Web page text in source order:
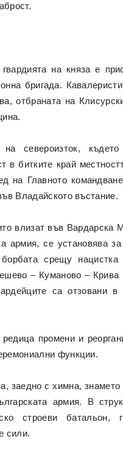
на княза е
бригада.
отбраната на
на североизток,
битките край
Главното
Владайското въстание.
влизат във Вардарска
армия, се установява за
срещу нацистка
– Куманово – Крива
са отзовани
промени и
функции.
заедно с химна, знамето
армия. В
строеви батальон,
сили.